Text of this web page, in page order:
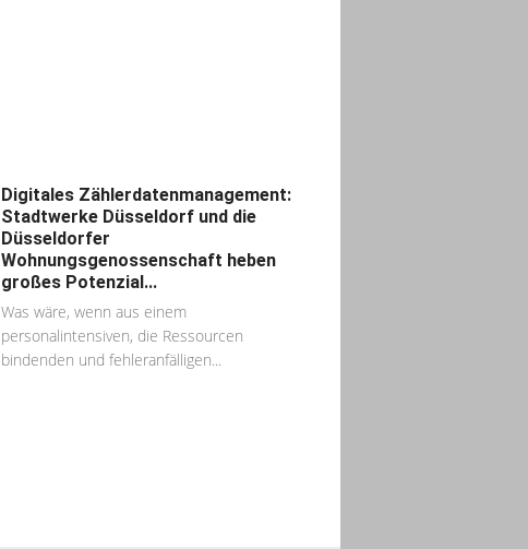
Digitales Zählerdatenmanagement:
Stadtwerke Düsseldorf und die
Düsseldorfer
Wohnungsgenossenschaft heben
großes Potenzial...
Was wäre, wenn aus einem
personalintensiven, die Ressourcen
bindenden und fehleranfälligen...